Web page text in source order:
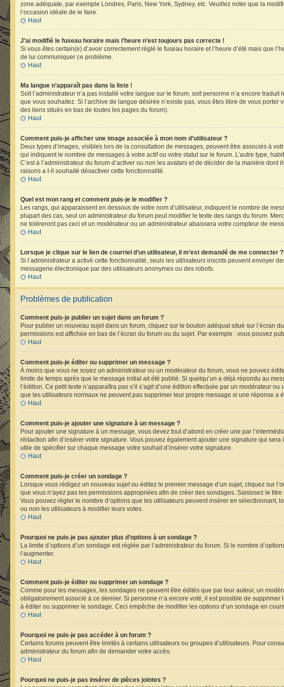
zone adéquate, par exemple Londres, Paris, New York, Sydney, etc. Veuillez noter que la
l’occasion idéale de le faire.
Haut
J’ai modifié le fuseau horaire mais l’heure n’est toujours pas correcte !
Si vous êtes certain(e) d’avoir correctement réglé le fuseau horaire et l’heure d’été mais que
de lui communiquer ce problème.
Haut
Ma langue n’apparaît pas dans la liste !
Soit l’administrateur n’a pas installé votre langue sur le forum, soit personne n’a encore
que vous souhaitez. Si l’archive de langue désirée n’existe pas, vous êtes libre de vous
des liens situés en bas de toutes les pages du forum).
Haut
Comment puis-je afficher une image associée à mon nom d’utilisateur ?
Deux types d’images, visibles lors de la consultation de messages, peuvent être associés à
qui indiquent le nombre de messages à votre actif ou votre statut sur le forum. L’autre type,
C’est à l’administrateur du forum d’activer ou non les avatars et de décider de la manière
raisons a t-il souhaité désactiver cette fonctionnalité.
Haut
Quel est mon rang et comment puis-je le modifier ?
Les rangs, qui apparaissent en dessous de votre nom d’utilisateur, indiquent le nombre de
plupart des cas, seul un administrateur du forum peut modifier le texte des rangs du forum.
ne toléreront pas ceci et un modérateur ou un administrateur abaissera votre compteur de
Haut
Lorsque je clique sur le lien de courriel d’un utilisateur, il m’est demandé de me connecter ?
Si l’administrateur a activé cette fonctionnalité, seuls les utilisateurs inscrits peuvent envoyer
messagerie électronique par des utilisateurs anonymes ou des robots.
Haut
Problèmes de publication
Comment puis-je publier un sujet dans un forum ?
Pour publier un nouveau sujet dans un forum, cliquez sur le bouton adéquat situé sur l’écran
permissions est affichée en bas de l’écran du forum ou du sujet. Par exemple : vous pouvez
Haut
Comment puis-je éditer ou supprimer un message ?
À moins que vous ne soyez un administrateur ou un modérateur du forum, vous ne pouvez
limite de temps après que le message initial ait été publié. Si quelqu’un a déjà répondu au
l’édition. Ce petit texte n’apparaîtra pas s’il s’agit d’une édition effectuée par un modérateur
que les utilisateurs normaux ne peuvent pas supprimer leur propre message si une réponse a
Haut
Comment puis-je ajouter une signature à un message ?
Pour ajouter une signature à un message, vous devez tout d’abord en créer une par
rédaction afin d’insérer votre signature. Vous pouvez également ajouter une signature qui
utile de spécifier sur chaque message votre souhait d’insérer votre signature.
Haut
Comment puis-je créer un sondage ?
Lorsque vous rédigez un nouveau sujet ou éditez le premier message d’un sujet, cliquez sur
que vous n’ayez pas les permissions appropriées afin de créer des sondages. Saisissez le
Vous pouvez régler le nombre d’options que les utilisateurs peuvent insérer en
ou non les utilisateurs à modifier leurs votes.
Haut
Pourquoi ne puis-je pas ajouter plus d’options à un sondage ?
La limite d’options d’un sondage est réglée par l’administrateur du forum. Si le nombre
l’augmenter.
Haut
Comment puis-je éditer ou supprimer un sondage ?
Comme pour les messages, les sondages ne peuvent être édités que par leur auteur, un
obligatoirement associé à ce dernier. Si personne n’a encore voté, il est possible de
à éditer ou supprimer le sondage. Ceci empêche de modifier les options d’un sondage en
Haut
Pourquoi ne puis-je pas accéder à un forum ?
Certains forums peuvent être limités à certains utilisateurs ou groupes d’utilisateurs. Pour
administrateur du forum afin de demander votre accès.
Haut
Pourquoi ne puis-je pas insérer de pièces jointes ?